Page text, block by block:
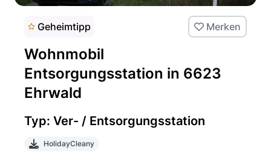
Wohnmobil
Entsorgungsstation in 6623
Ehrwald
Geheimtipp Merken
Typ: Ver- / Entsorgungsstation
HolidayCleany